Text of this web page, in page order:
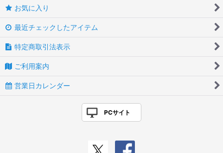
お気に入り
最近チェックしたアイテム
特定商取引法表示
ご利用案内
営業日カレンダー
PCサイト